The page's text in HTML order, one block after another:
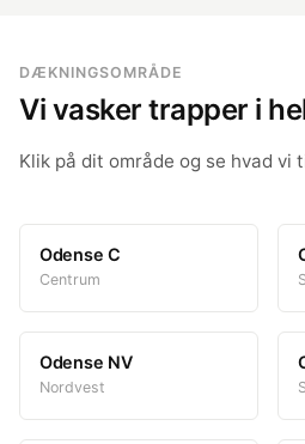
DÆKNINGSOMRÅDE
Vi vasker trapper i
Klik på dit område og se hvad vi
Odense C
Centrum
Odense NV
Nordvest